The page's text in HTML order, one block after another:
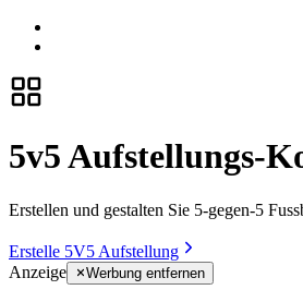
5v5 Aufstellungs-
Erstellen und gestalten Sie 5-gegen-5
Erstelle 5V5 Aufstellung
Anzeige
Werbung entfernen